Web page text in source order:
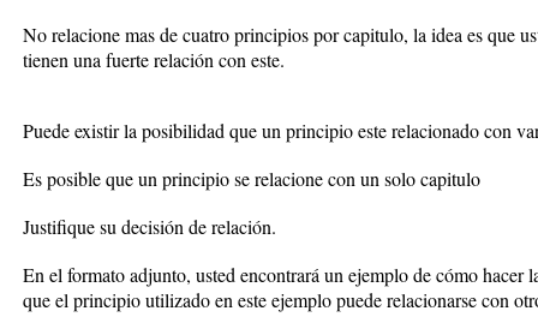
No relacione mas de cuatro principios por capitulo, la idea es que
tienen una fuerte relación con este.
Puede existir la posibilidad que un principio este relacionado con
Es posible que un principio se relacione con un solo capitulo
Justifique su decisión de relación.
En el formato adjunto, usted encontrará un ejemplo de cómo hacer
que el principio utilizado en este ejemplo puede relacionarse con